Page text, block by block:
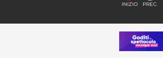
INIZIO PREC.